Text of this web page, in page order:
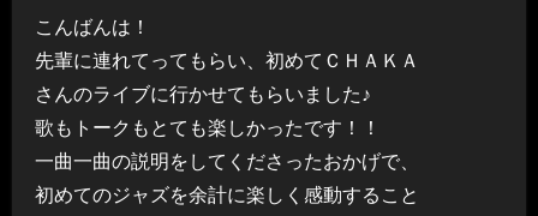
こんばんは！
先輩に連れてってもらい、初めてＣＨＡＫＡ
さんのライブに行かせてもらいました♪
歌もトークもとても楽しかったです！！
一曲一曲の説明をしてくださったおかげで、
初めてのジャズを余計に楽しく感動すること